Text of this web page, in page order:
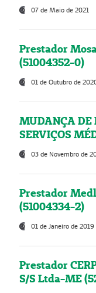
07 de Maio de 2021
Prestador
(51004352-0)
01 de Outubro de
MUDANÇA DE
SERVIÇOS
03 de Novembro de
Prestador
(51004334-2)
01 de Janeiro de 2019
Prestador
S/S Ltda-ME